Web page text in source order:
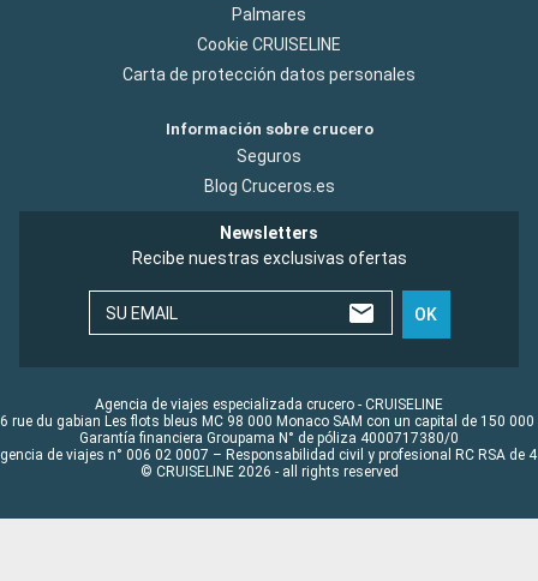
Palmares
Cookie CRUISELINE
Carta de protección datos personales
Información sobre crucero
Seguros
Blog Cruceros.es
Newsletters
Recibe nuestras exclusivas ofertas
SU EMAIL OK
Agencia de viajes especializada crucero - CRUISELINE
rue du gabian Les flots bleus MC 98 000 Monaco SAM con un capital de 150 000
Garantía financiera Groupama N° de póliza 4000717380/0
de viajes n° 006 02 0007 – Responsabilidad civil y profesional RC RSA de
© CRUISELINE 2026 - all rights reserved